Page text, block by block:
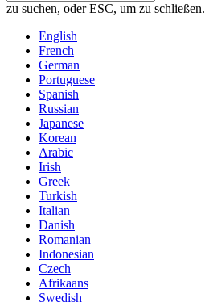
zu suchen, oder ESC, um zu schließen.
English
French
German
Portuguese
Spanish
Russian
Japanese
Korean
Arabic
Irish
Greek
Turkish
Italian
Danish
Romanian
Indonesian
Czech
Afrikaans
Swedish